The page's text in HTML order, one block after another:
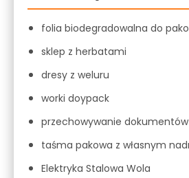
folia biodegradowalna do
sklep z herbatami
dresy z weluru
worki doypack
przechowywanie dokumentów
taśma pakowa z własnym
Elektryka Stalowa Wola